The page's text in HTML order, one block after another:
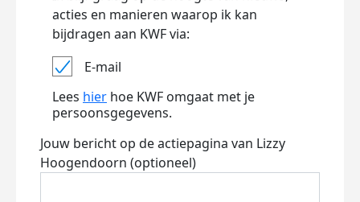
acties en manieren waarop ik kan
bijdragen aan KWF via:
E-mail
Lees hier hoe KWF omgaat met je
persoonsgegevens.
Jouw bericht op de actiepagina van Lizzy
Hoogendoorn (optioneel)